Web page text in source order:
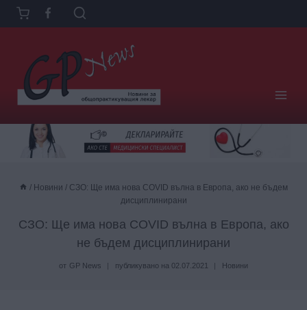
Към
съдържанието
/ Новини / СЗО: Ще има нова COVID вълна в Европа, ако не бъдем
дисциплинирани
СЗО: Ще има нова COVID вълна в Европа, ако
не бъдем дисциплинирани
от GP News публикувано на 02.07.2021 Новини